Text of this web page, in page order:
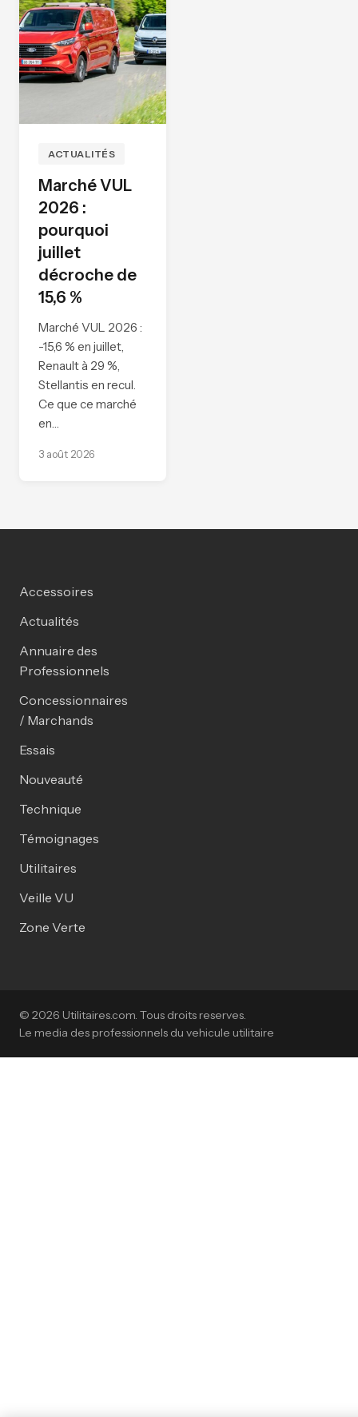
ACTUALITÉS
Marché VUL
2026 :
pourquoi
juillet
décroche de
15,6 %
Marché VUL 2026 :
-15,6 % en juillet,
Renault à 29 %,
Stellantis en recul.
Ce que ce marché
en…
3 août 2026
Accessoires
Actualités
Annuaire des
Professionnels
Concessionnaires
/ Marchands
Essais
Nouveauté
Technique
Témoignages
Utilitaires
Veille VU
Zone Verte
© 2026 Utilitaires.com. Tous droits reserves.
Le media des professionnels du vehicule utilitaire